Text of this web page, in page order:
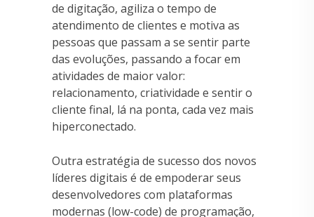
de digitação, agiliza o tempo de
atendimento de clientes e motiva as
pessoas que passam a se sentir parte
das evoluções, passando a focar em
atividades de maior valor:
relacionamento, criatividade e sentir o
cliente final, lá na ponta, cada vez mais
hiperconectado.
Outra estratégia de sucesso dos novos
líderes digitais é de empoderar seus
desenvolvedores com plataformas
modernas (low-code) de programação,